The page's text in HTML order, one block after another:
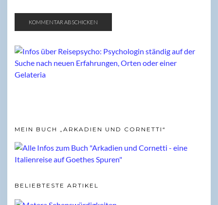
MEIN BUCH „ARKADIEN UND CORNETTI“
BELIEBTESTE ARTIKEL